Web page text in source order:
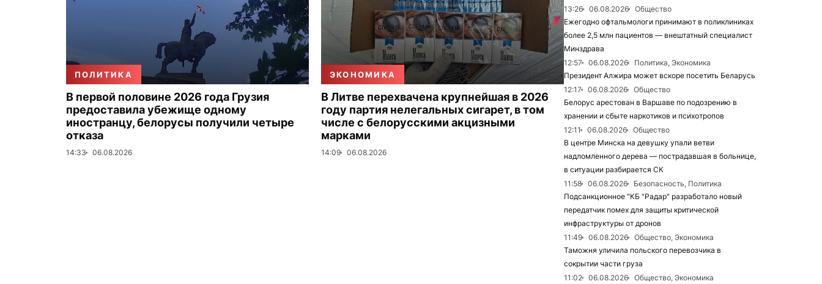
ПОЛИТИКА
В первой половине 2026 года Грузия
предоставила убежище одному
иностранцу, белорусы получили четыре
отказа
14:33 06.08.2026
ЭКОНОМИКА
В Литве перехвачена крупнейшая в 2026
году партия нелегальных сигарет, в том
числе с белорусскими акцизными
марками
14:09 06.08.2026
13:26
06.08.2026
Общество
Ежегодно офтальмологи принимают в поликлиниках
более 2,5 млн пациентов — внештатный специалист
Минздрава
12:57
06.08.2026
Политика, Экономика
Президент Алжира может вскоре посетить Беларусь
12:17
06.08.2026
Общество
Белорус арестован в Варшаве по подозрению в
хранении и сбыте наркотиков и психотропов
12:11
06.08.2026
Общество
В центре Минска на девушку упали ветви
надломленного дерева — пострадавшая в больнице,
в ситуации разбирается СК
11:58
06.08.2026
Безопасность, Политика
Подсанкционное "КБ "Радар" разработало новый
передатчик помех для защиты критической
инфраструктуры от дронов
11:49
06.08.2026
Общество, Экономика
Таможня уличила польского перевозчика в
сокрытии части груза
11:02
06.08.2026
Общество, Экономика